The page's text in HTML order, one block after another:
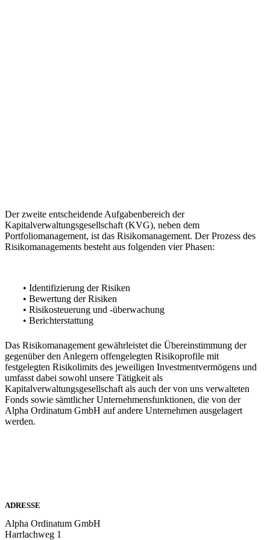
Der zweite entscheidende Aufgabenbereich der
Kapitalverwaltungsgesellschaft (KVG), neben dem
Portfoliomanagement, ist das Risikomanagement. Der Prozess des
Risikomanagements besteht aus folgenden vier Phasen:
• Identifizierung der Risiken
• Bewertung der Risiken
• Risikosteuerung und -überwachung
• Berichterstattung
Das Risikomanagement gewährleistet die Übereinstimmung der
gegenüber den Anlegern offengelegten Risikoprofile mit
festgelegten Risikolimits des jeweiligen Investmentvermögens und
umfasst dabei sowohl unsere Tätigkeit als
Kapitalverwaltungsgesellschaft als auch der von uns verwalteten
Fonds sowie sämtlicher Unternehmensfunktionen, die von der
Alpha Ordinatum GmbH auf andere Unternehmen ausgelagert
werden.
ADRESSE
Alpha Ordinatum GmbH
Harrlachweg 1